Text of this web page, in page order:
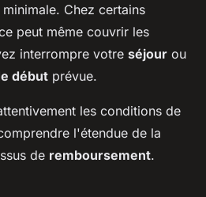
Chez certains
peut même couvrir les
interrompre votre séjour ou
début prévue.
les conditions de
l'étendue de la
de remboursement.